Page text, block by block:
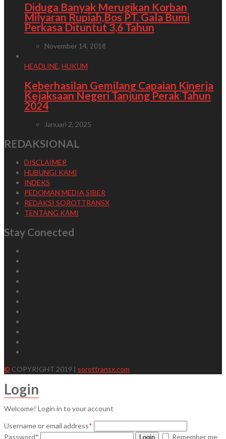
Diduga Banyak Merugikan Korban
Milyaran Rupiah,Bos PT. Gala Bumi
Perkasa Dituntut 3,6 Tahun
November 14, 2018
HEADLINE, HUKUM
Keberhasilan Gemilang Capaian Kinerja
Kejaksaan Negeri Tanjung Perak Tahun
2024
Januari 2, 2025
REDAKSIONAL
DISCLAIMER
HUBUNGI KAMI
INDEKS
PEDOMAN MEDIA SIBER
REDAKSI SOROTTRANSX
TENTANG KAMI
Stay Conected
© COPYRIGHT 2019 | sorottransx.com
Login
Welcome! Login in to your account
Username or email address*
Password* Login Remember me